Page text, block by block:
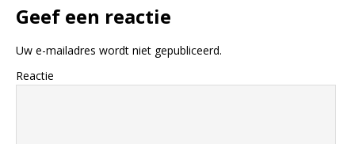
Geef een reactie
Uw e-mailadres wordt niet gepubliceerd.
Reactie